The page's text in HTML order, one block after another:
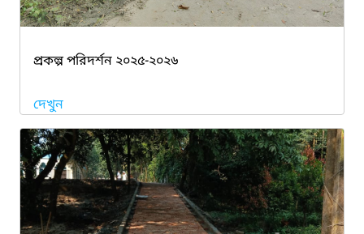
প্রকল্প পরিদর্শন ২০২৫-২০২৬
দেখুন